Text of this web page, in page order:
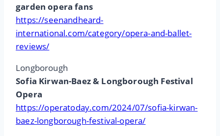
garden opera fans
https://seenandheard-
international.com/category/opera-and-ballet-
reviews/
Longborough
Sofia Kirwan-Baez & Longborough Festival
Opera
https://operatoday.com/2024/07/sofia-kirwan-
baez-longborough-festival-opera/